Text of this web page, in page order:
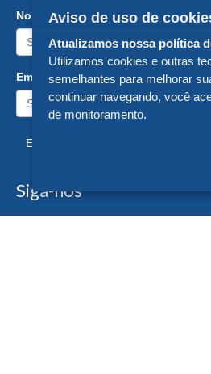
Nome:
Email:
Enviar
Siga-nos
Aviso de uso de
Atualizamos nossa política
Utilizamos cookies e outras
semelhantes para melhorar
continuar navegando, você
de monitoramento.